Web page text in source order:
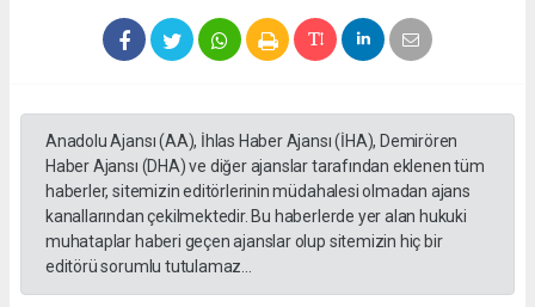
Anadolu Ajansı (AA), İhlas Haber Ajansı (İHA), Demirören
Haber Ajansı (DHA) ve diğer ajanslar tarafından eklenen tüm
haberler, sitemizin editörlerinin müdahalesi olmadan ajans
kanallarından çekilmektedir. Bu haberlerde yer alan hukuki
muhataplar haberi geçen ajanslar olup sitemizin hiç bir
editörü sorumlu tutulamaz...